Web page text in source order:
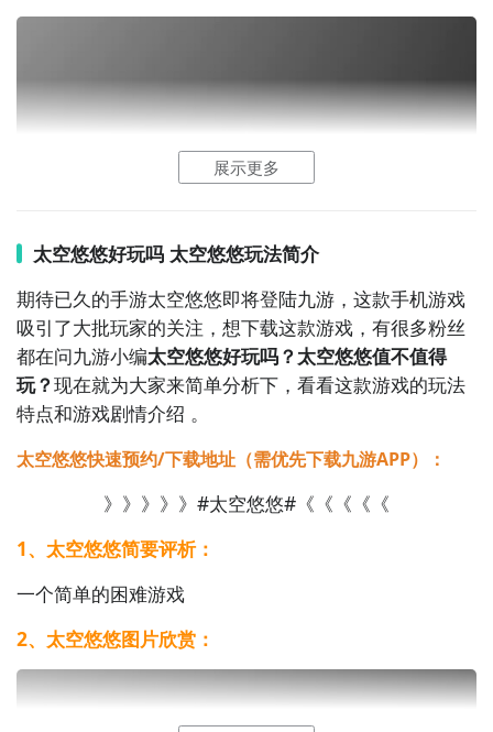
展示更多
太空悠悠好玩吗 太空悠悠玩法简介
期待已久的手游太空悠悠即将登陆九游，这款手机游戏
吸引了大批玩家的关注，想下载这款游戏，有很多粉丝
都在问九游小编太空悠悠好玩吗？太空悠悠值不值得
玩？现在就为大家来简单分析下，看看这款游戏的玩法
特点和游戏剧情介绍 。
太空悠悠快速预约/下载地址（需优先下载九游APP）：
》》》》》#太空悠悠#《《《《《
1、太空悠悠简要评析：
一个简单的困难游戏
2、太空悠悠图片欣赏：